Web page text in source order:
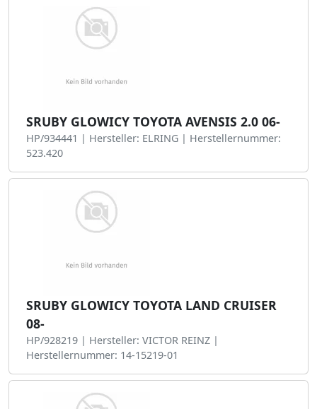
SRUBY GLOWICY TOYOTA AVENSIS 2.0 06-
HP/934441 | Hersteller: ELRING | Herstellernummer:
523.420
SRUBY GLOWICY TOYOTA LAND CRUISER
08-
HP/928219 | Hersteller: VICTOR REINZ |
Herstellernummer: 14-15219-01